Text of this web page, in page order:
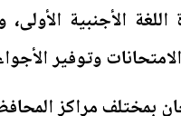
اللغة الأجنبية
وتوفير
بمختلف مراكز